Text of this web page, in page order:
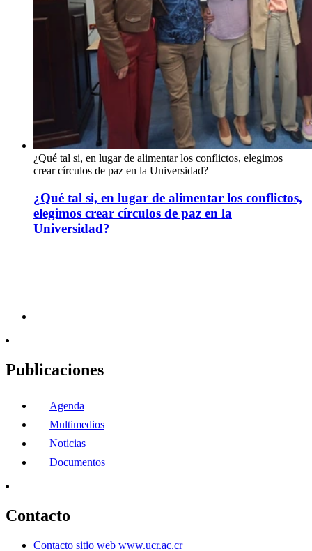
¿Qué tal si, en lugar de alimentar los conflictos, elegimos
crear círculos de paz en la Universidad?
¿Qué tal si, en lugar de alimentar los conflictos,
elegimos crear círculos de paz en la
Universidad?
Publicaciones
Agenda
Multimedios
Noticias
Documentos
Contacto
Contacto sitio web www.ucr.ac.cr